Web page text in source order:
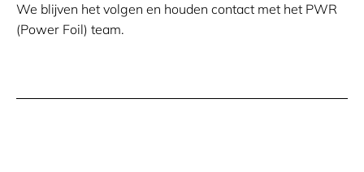
We blijven het volgen en houden contact met het PWR
(Power Foil) team.